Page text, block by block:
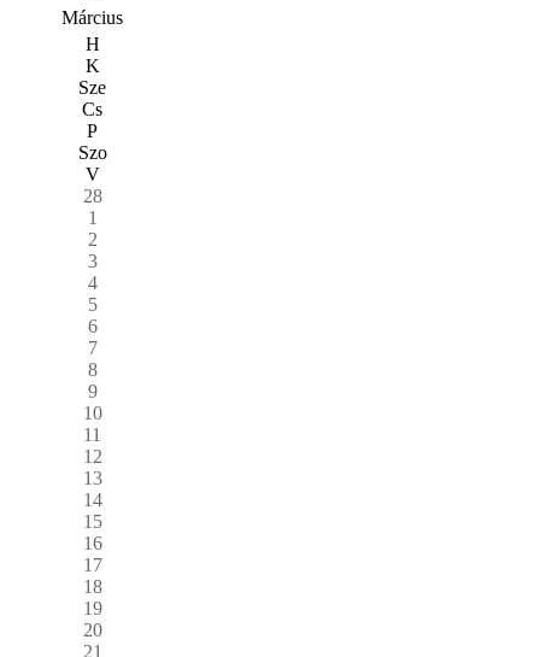
Március
H
K
Sze
Cs
P
Szo
V
28
1
2
3
4
5
6
7
8
9
10
11
12
13
14
15
16
17
18
19
20
21